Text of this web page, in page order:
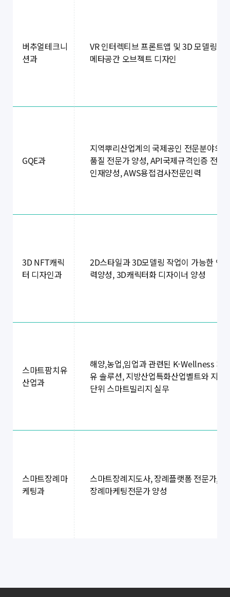
버추얼테크니
션과
VR 인터렉티브 프론트앱 및 3D 모델링
메타공간 오브젝트 디자인
GQE과
지역뿌리산업계의 국제공인 전문분야의
품질 전문가 양성, API국제규격인증 전문
인재양성, AWS용접검사전문인력
3D NFT캐릭
터 디자인과
2D스타일과 3D모델링 작업이 가능한 인
력양성, 3D캐릭터화 디자이너 양성
스마트팜치유
산업과
해양,농업,임업과 관련된 K-Wellness 치
유 솔루션, 지방산업특화산업벨트와 지역
단위 스마트빌리지 실무
스마트장례마
케팅과
스마트장례지도사, 장례플랫폼 전문가,
장례마케팅전문가 양성